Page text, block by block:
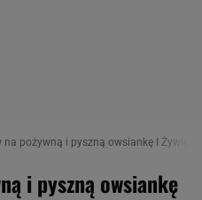
na pożywną i pyszną owsiankę I
i pyszną owsiankę